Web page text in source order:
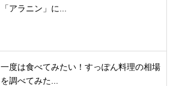
「アラニン」に...
一度は食べてみたい！すっぽん料理の相場
を調べてみた...